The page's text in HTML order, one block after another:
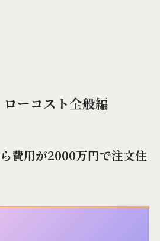
ーコスト全般編
費用が2000万円で注文住